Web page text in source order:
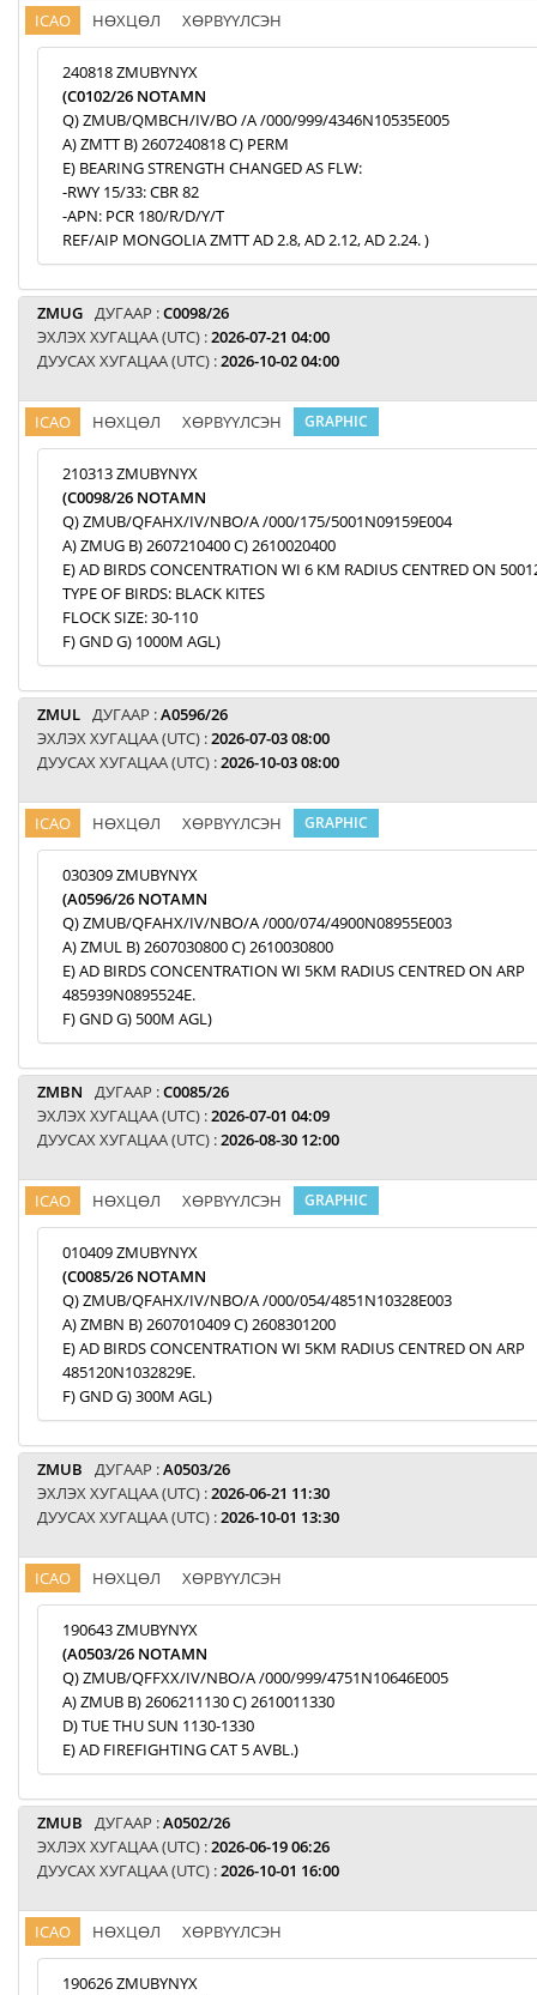
ICAO НӨХЦӨЛ ХӨРВҮҮЛСЭН
240818 ZMUBYNYX
(C0102/26 NOTAMN
Q) ZMUB/QMBCH/IV/BO /A /000/999/4346N10535E005
A) ZMTT B) 2607240818 C) PERM
E) BEARING STRENGTH CHANGED AS FLW:
-RWY 15/33: CBR 82
-APN: PCR 180/R/D/Y/T
REF/AIP MONGOLIA ZMTT AD 2.8, AD 2.12, AD 2.24. )
ZMUG ДУГААР :C0098/26
ЭХЛЭХ ХУГАЦАА (UTC) :2026-07-21 04:00
ДУУСАХ ХУГАЦАА (UTC) :2026-10-02 04:00
ICAO НӨХЦӨЛ ХӨРВҮҮЛСЭН GRAPHIC
210313 ZMUBYNYX
(C0098/26 NOTAMN
Q) ZMUB/QFAHX/IV/NBO/A /000/175/5001N09159E004
A) ZMUG B) 2607210400 C) 2610020400
E) AD BIRDS CONCENTRATION WI 6 KM RADIUS CENTRED ON
TYPE OF BIRDS: BLACK KITES
FLOCK SIZE: 30-110
F) GND G) 1000M AGL)
ZMUL ДУГААР :A0596/26
ЭХЛЭХ ХУГАЦАА (UTC) :2026-07-03 08:00
ДУУСАХ ХУГАЦАА (UTC) :2026-10-03 08:00
ICAO НӨХЦӨЛ ХӨРВҮҮЛСЭН GRAPHIC
030309 ZMUBYNYX
(A0596/26 NOTAMN
Q) ZMUB/QFAHX/IV/NBO/A /000/074/4900N08955E003
A) ZMUL B) 2607030800 C) 2610030800
E) AD BIRDS CONCENTRATION WI 5KM RADIUS CENTRED ON ARP
485939N0895524E.
F) GND G) 500M AGL)
ZMBN ДУГААР :C0085/26
ЭХЛЭХ ХУГАЦАА (UTC) :2026-07-01 04:09
ДУУСАХ ХУГАЦАА (UTC) :2026-08-30 12:00
ICAO НӨХЦӨЛ ХӨРВҮҮЛСЭН GRAPHIC
010409 ZMUBYNYX
(C0085/26 NOTAMN
Q) ZMUB/QFAHX/IV/NBO/A /000/054/4851N10328E003
A) ZMBN B) 2607010409 C) 2608301200
E) AD BIRDS CONCENTRATION WI 5KM RADIUS CENTRED ON ARP
485120N1032829E.
F) GND G) 300M AGL)
ZMUB ДУГААР :A0503/26
ЭХЛЭХ ХУГАЦАА (UTC) :2026-06-21 11:30
ДУУСАХ ХУГАЦАА (UTC) :2026-10-01 13:30
ICAO НӨХЦӨЛ ХӨРВҮҮЛСЭН
190643 ZMUBYNYX
(A0503/26 NOTAMN
Q) ZMUB/QFFXX/IV/NBO/A /000/999/4751N10646E005
A) ZMUB B) 2606211130 C) 2610011330
D) TUE THU SUN 1130-1330
E) AD FIREFIGHTING CAT 5 AVBL.)
ZMUB ДУГААР :A0502/26
ЭХЛЭХ ХУГАЦАА (UTC) :2026-06-19 06:26
ДУУСАХ ХУГАЦАА (UTC) :2026-10-01 16:00
ICAO НӨХЦӨЛ ХӨРВҮҮЛСЭН
190626 ZMUBYNYX